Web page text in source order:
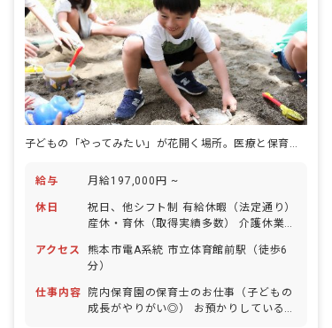
子どもの「やってみたい」が花開く場所。医療と保育の架け橋で成長を支える。
給与 月給197,000円 ~
休日
祝日、他シフト制 有給休暇（法定通り）
産休・育休（取得実績多数） 介護休業
は4週4日以上の休日を付与）
アクセス
熊本市電A系統 市立体育館前駅（徒歩6
分）
仕事内容
院内保育園の保育士のお仕事（子どもの
成長がやりがい◎） お預かりしている子